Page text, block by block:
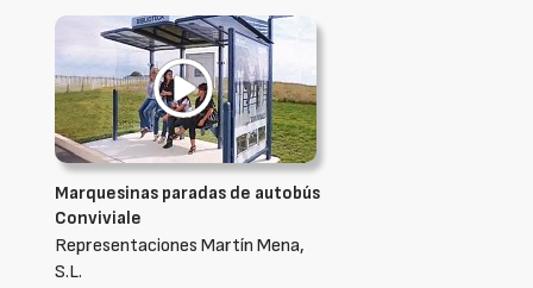
Marquesinas paradas de autobús
Conviviale
Representaciones Martín Mena,
S.L.